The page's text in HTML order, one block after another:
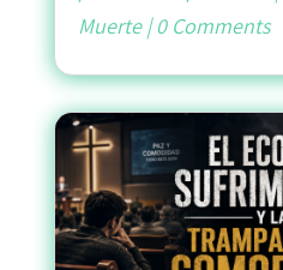
Muerte|0 Comments